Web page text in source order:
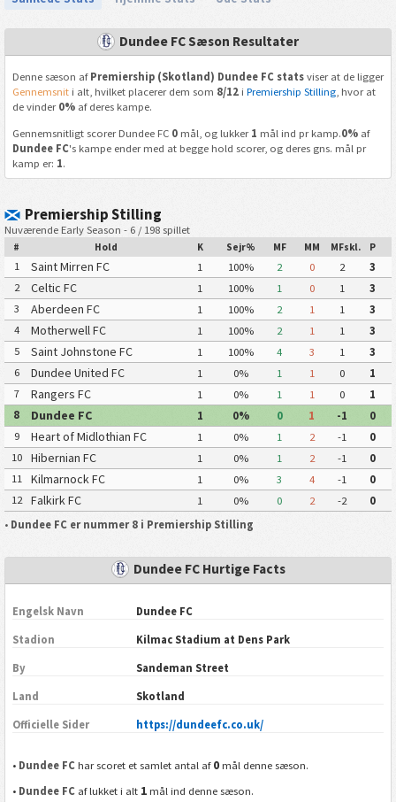
Dundee FC Sæson Resultater
Denne sæson af Premiership (Skotland) Dundee FC statsviser at de ligger
Gennemsniti alt, hvilket placerer dem som 8/12i Premiership Stilling, hvor at
de vinder 0%af deres kampe.
Gennemsnitligt scorer Dundee FC 0mål, og lukker 1 mål ind pr kamp.0%af
Dundee FC's kampe ender med at begge hold scorer, og deres gns. mål pr
kamp er: 1.
Premiership Stilling
Nuværende Early Season - 6 / 198 spillet
# Hold K Sejr% MF MM MFskl. P
1 Saint Mirren FC 1 100% 2 0 2
3
2
Celtic FC 1 100% 1 0 1
3
3
Aberdeen FC 1 100% 2 1 1
3
4
Motherwell FC 1 100% 2 1 1
3
5
Saint Johnstone FC 1 100% 4 3 1
3
6
Dundee United FC 1 0% 1 1 0
1
7
Rangers FC 1 0% 1 1 0
1
8
Dundee FC 1 0% 0 1 -1
0
9
Heart of Midlothian FC 1 0% 1 2 -1
0
10
Hibernian FC 1 0% 1 2 -1
0
11
Kilmarnock FC 1 0% 3 4 -1
0
12
Falkirk FC 1 0% 0 2 -2
0
• Dundee FC er nummer 8 i Premiership Stilling
Dundee FC Hurtige Facts
Engelsk Navn Dundee FC
Stadion Kilmac Stadium at Dens Park
By Sandeman Street
Land Skotland
Officielle Sider https://dundeefc.co.uk/
• Dundee FC har scoret et samlet antal af 0 mål denne sæson.
• Dundee FC af lukket i alt 1 mål ind denne sæson.